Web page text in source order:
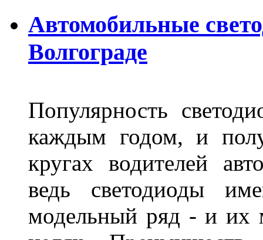
Автомобильные
Волгограде
Популярность
каждым годом, и
кругах водителей
ведь светодиоды
модельный ряд - и их